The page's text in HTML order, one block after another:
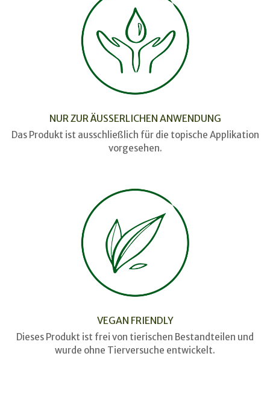
NUR ZUR ÄUSSERLICHEN ANWENDUNG
Das Produkt ist ausschließlich für die topische Applikation
vorgesehen.
VEGAN FRIENDLY
Dieses Produkt ist frei von tierischen Bestandteilen und
wurde ohne Tierversuche entwickelt.